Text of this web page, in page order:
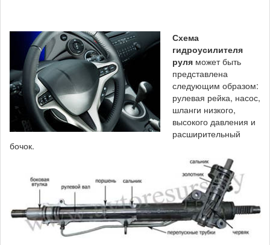
Схема
гидроусилителя
руля может быть
представлена
следующим образом:
рулевая рейка, насос,
шланги низкого,
высокого давления и
расширительный
бочок.